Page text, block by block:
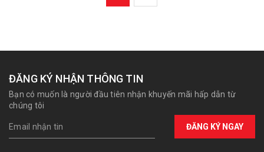
ĐĂNG KÝ NHẬN THÔNG TIN
Bạn có muốn là người đầu tiên nhận khuyến mãi hấp dẫn từ
chúng tôi
ĐĂNG KÝ NGAY